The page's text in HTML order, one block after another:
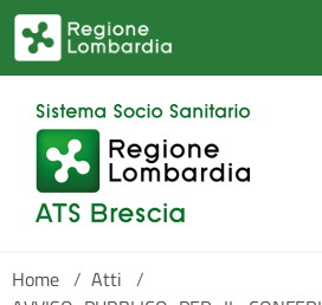
Salta al contenuto principale
Home / Atti /